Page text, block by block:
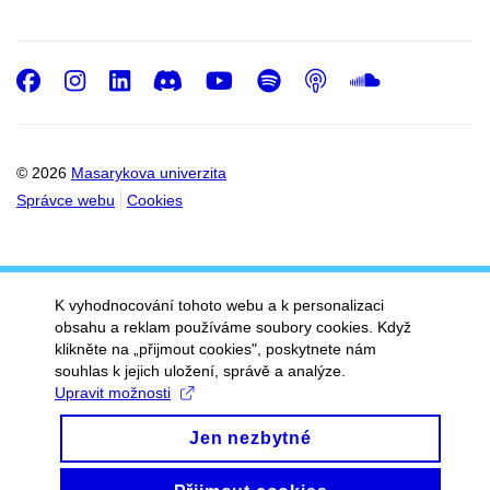
© 2026 Masarykova univerzita
Správce webu
Cookies
Facebook
Instagram
LinkedIn
DiscordYoutube
Spotify
Podcast
K vyhodnocování tohoto webu a k personalizaci
obsahu a reklam používáme soubory cookies. Když
klikněte na „přijmout cookies", poskytnete nám
souhlas k jejich uložení, správě a analýze.
Upravit možnosti
Jen nezbytné